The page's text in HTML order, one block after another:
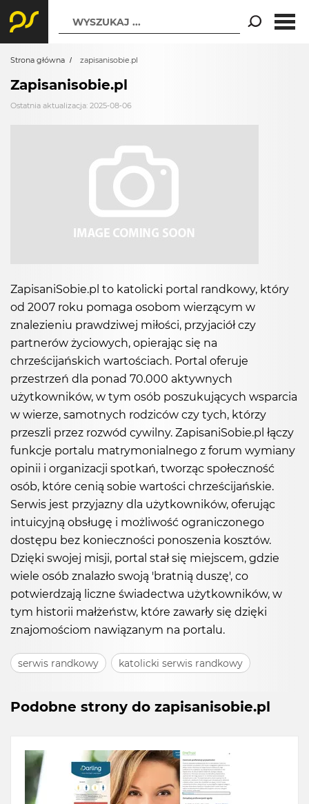
WYSZUKAJ ...
Strona główna zapisanisobie.pl
Zapisanisobie.pl
Ostatnia aktualizacja: 2025-08-06
ZapisaniSobie.pl to katolicki portal randkowy, który
od 2007 roku pomaga osobom wierzącym w
znalezieniu prawdziwej miłości, przyjaciół czy
partnerów życiowych, opierając się na
chrześcijańskich wartościach. Portal oferuje
przestrzeń dla ponad 70.000 aktywnych
użytkowników, w tym osób poszukujących wsparcia
w wierze, samotnych rodziców czy tych, którzy
przeszli przez rozwód cywilny. ZapisaniSobie.pl łączy
funkcje portalu matrymonialnego z forum wymiany
opinii i organizacji spotkań, tworząc społeczność
osób, które cenią sobie wartości chrześcijańskie.
Serwis jest przyjazny dla użytkowników, oferując
intuicyjną obsługę i możliwość ograniczonego
dostępu bez konieczności ponoszenia kosztów.
Dzięki swojej misji, portal stał się miejscem, gdzie
wiele osób znalazło swoją 'bratnią duszę', co
potwierdzają liczne świadectwa użytkowników, w
tym historii małżeństw, które zawarły się dzięki
znajomościom nawiązanym na portalu.
serwis randkowy katolicki serwis randkowy
Podobne strony do zapisanisobie.pl